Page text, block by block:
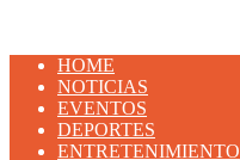
HOME
NOTICIAS
EVENTOS
DEPORTES
ENTRETENIMIENTO